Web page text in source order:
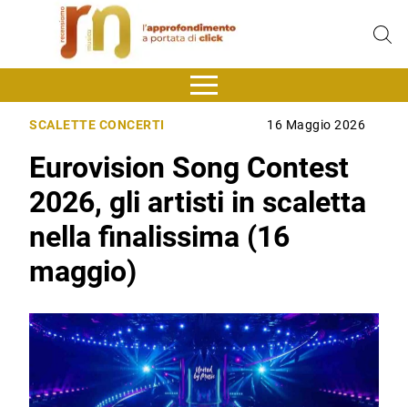
SCALETTE CONCERTI 16 Maggio 2026
Eurovision Song Contest
2026, gli artisti in scaletta
nella finalissima (16
maggio)